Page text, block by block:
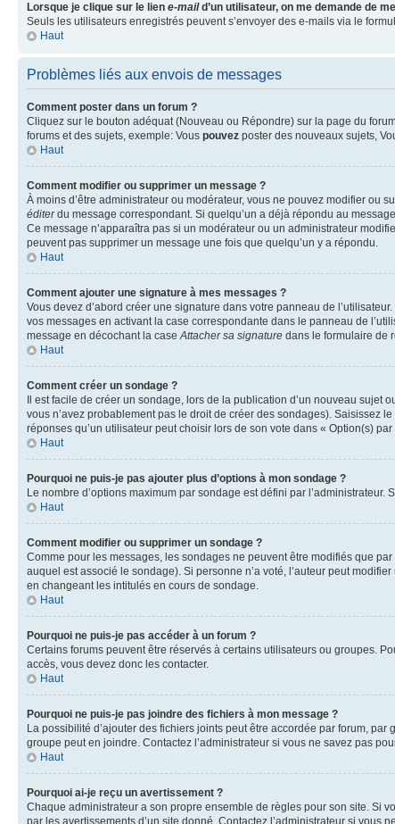
Lorsque je clique sur le lien e-maild’un utilisateur, on me demande de
Seuls les utilisateurs enregistrés peuvent s’envoyer des e-mails via le
Haut
Problèmes liés aux envois de messages
Comment poster dans un forum ?
Cliquez sur le bouton adéquat (Nouveau ou Répondre) sur la page du
forums et des sujets, exemple: Vous pouvez poster des nouveaux sujets,
Haut
Comment modifier ou supprimer un message ?
À moins d’être administrateur ou modérateur, vous ne pouvez modifier ou
éditerdu message correspondant. Si quelqu’un a déjà répondu au
Ce message n’apparaîtra pas si un modérateur ou un administrateur
peuvent pas supprimer un message une fois que quelqu’un y a répondu.
Haut
Comment ajouter une signature à mes messages ?
Vous devez d’abord créer une signature dans votre panneau de
vos messages en activant la case correspondante dans le panneau de
message en décochant la caseAttacher sa signature dans le formulaire de
Haut
Comment créer un sondage ?
Il est facile de créer un sondage, lors de la publication d’un nouveau
vous n’avez probablement pas le droit de créer des sondages). Saisissez
réponses qu’un utilisateur peut choisir lors de son vote dans « Option(s)
Haut
Pourquoi ne puis-je pas ajouter plus d’options à mon sondage ?
Le nombre d’options maximum par sondage est défini par l’administrateur.
Haut
Comment modifier ou supprimer un sondage ?
Comme pour les messages, les sondages ne peuvent être modifiés que
auquel est associé le sondage). Si personne n’a voté, l’auteur peut
en changeant les intitulés en cours de sondage.
Haut
Pourquoi ne puis-je pas accéder à un forum ?
Certains forums peuvent être réservés à certains utilisateurs ou groupes.
accès, vous devez donc les contacter.
Haut
Pourquoi ne puis-je pas joindre des fichiers à mon message ?
La possibilité d’ajouter des fichiers joints peut être accordée par forum,
groupe peut en joindre. Contactez l’administrateur si vous ne savez pas
Haut
Pourquoi ai-je reçu un avertissement ?
Chaque administrateur a son propre ensemble de règles pour son site. Si
par les avertissements d’un site donné. Contactez l’administrateur si vous